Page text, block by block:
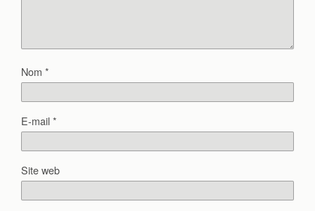
Nom *
E-mail*
Site web